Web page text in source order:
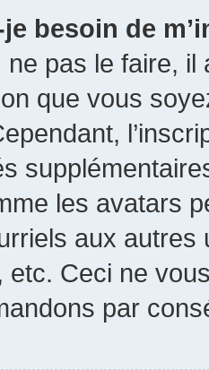
besoin de
pas le faire, il
que vous
les avatars
aux
etc. Ceci ne
par